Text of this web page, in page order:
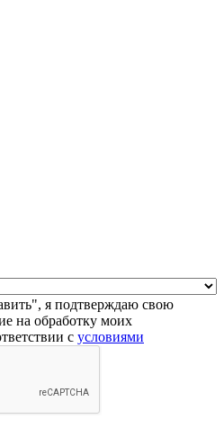
я подтверждаю свою
на обработку моих
с условиями